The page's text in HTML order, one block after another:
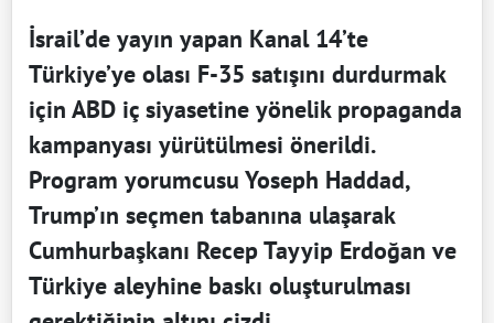
İsrail’de yayın yapan Kanal 14’te
Türkiye’ye olası F-35 satışını durdurmak
için ABD iç siyasetine yönelik propaganda
kampanyası yürütülmesi önerildi.
Program yorumcusu Yoseph Haddad,
Trump’ın seçmen tabanına ulaşarak
Cumhurbaşkanı Recep Tayyip Erdoğan ve
Türkiye aleyhine baskı oluşturulması